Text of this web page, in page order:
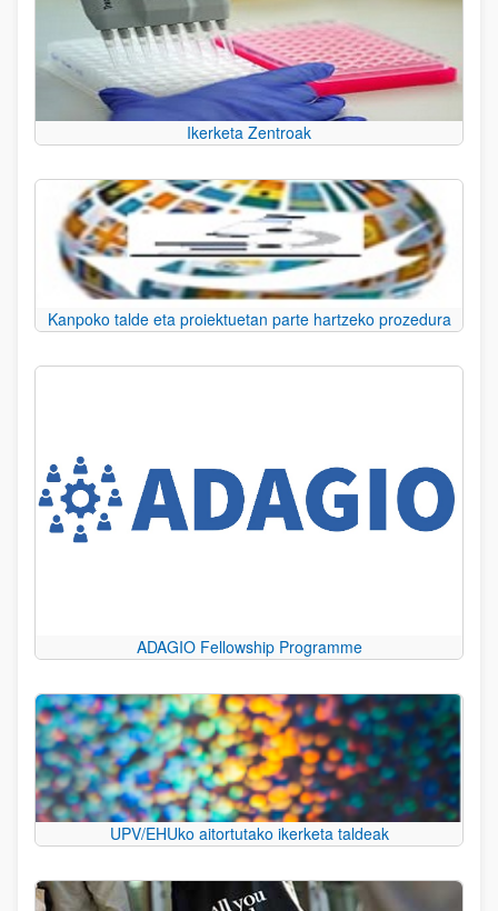
Ikerketa Zentroak
Kanpoko talde eta proiektuetan parte hartzeko prozedura
ADAGIO Fellowship Programme
UPV/EHUko aitortutako ikerketa taldeak